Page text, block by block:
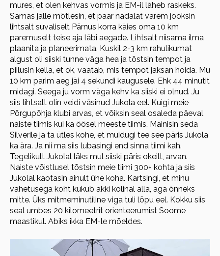
mures, et olen kehvas vormis ja EM-il läheb raskeks.
Samas jälle mõtlesin, et paar nädalat varem jooksin
lihtsalt suvaliselt Pärnus korra käies oma 10 km
paremuselt teise aja läbi aegade. Lihtsalt niisama ilma
plaanita ja planeerimata. Kuskil 2-3 km rahulikumat
algust oli siiski tunne väga hea ja tõstsin tempot ja
piilusin kella, et ok, vaatab, mis tempot jaksan hoida. Mu
10 km parim aeg jäi 4 sekundi kaugusele. Ehk 44 minutit
midagi. Seega ju vorm väga kehv ka siiski ei olnud. Ju
siis lihtsalt olin veidi väsinud Jukola eel. Kuigi meie
Põrgupõhja klubi arvas, et võiksin seal osaleda päeval
naiste tiimis kui ka öösel meeste tiimis. Mainisin seda
Silverile ja ta ütles kohe, et muidugi tee see päris Jukola
ka ära. Ja nii ma siis lubasingi end sinna tiimi kah.
Tegelikult Jukolal läks mul siiski päris okeilt, arvan.
Naiste võistlusel tõstsin meie tiimi 300+ kohta ja siis
Jukolal kaotasin ainult ühe koha. Kartsingi, et minu
vahetusega koht kukub äkki kolinal alla, aga õnneks
mitte. Üks mitmeminutiline viga tuli lõpu eel. Kokku siis
seal umbes 20 kilomeetrit orienteerumist Soome
maastikul. Abiks ikka EM-le mõeldes.